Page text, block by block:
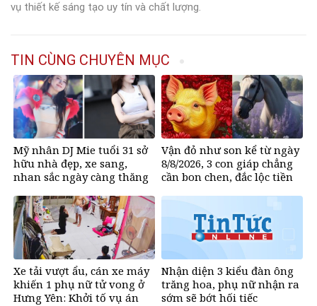
vụ thiết kế sáng tạo uy tín và chất lượng.
TIN CÙNG CHUYÊN MỤC
Mỹ nhân DJ Mie tuổi 31 sở
hữu nhà đẹp, xe sang,
nhan sắc ngày càng thăng
Vận đỏ như son kể từ ngày
8/8/2026, 3 con giáp chẳng
cần bon chen, đắc lộc tiền
hương đổi đời
Xe tải vượt ẩu, cán xe máy
khiến 1 phụ nữ tử vong ở
Hưng Yên: Khởi tố vụ án
Nhận diện 3 kiểu đàn ông
trăng hoa, phụ nữ nhận ra
sớm sẽ bớt hối tiếc